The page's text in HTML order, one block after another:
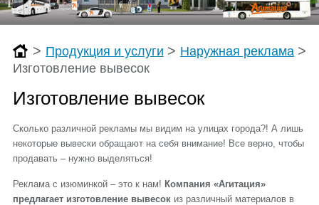
> Продукция и услуги > Наружная реклама >
Изготовление вывесок
Изготовление вывесок
Сколько различной рекламы мы видим на улицах города?! А лишь
некоторые вывески обращают на себя внимание! Все верно, чтобы
продавать – нужно выделяться!
Реклама с изюминкой – это к нам! Компания «Агитация»
предлагает изготовление вывесокиз различный материалов в